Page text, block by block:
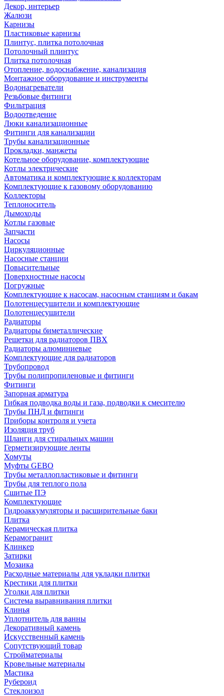
Декор, интерьер
Жалюзи
Карнизы
Пластиковые карнизы
Плинтус, плитка потолочная
Потолочный плинтус
Плитка потолочная
Отопление, водоснабжение, канализация
Монтажное оборудование и инструменты
Водонагреватели
Резьбовые фитинги
Фильтрация
Водоотведение
Люки канализационные
Фитинги для канализации
Трубы канализационные
Прокладки, манжеты
Котельное оборудование, комплектующие
Котлы электрические
Автоматика и комплектующие к коллекторам
Комплектующие к газовому оборудованию
Коллекторы
Теплоноситель
Дымоходы
Котлы газовые
Запчасти
Насосы
Циркуляционные
Насосные станции
Повысительные
Поверхностные насосы
Погружные
Комплектующие к насосам, насосным станциям и бакам
Полотенцесушители и комплектующие
Полотенцесушители
Радиаторы
Радиаторы биметаллические
Решетки для радиаторов ПВХ
Радиаторы алюминиевые
Комплектующие для радиаторов
Трубопровод
Трубы полипропиленовые и фитинги
Фитинги
Запорная арматура
Гибкая подводка воды и газа, подводки к смесителю
Трубы ПНД и фитинги
Приборы контроля и учета
Изоляция труб
Шланги для стиральных машин
Герметизирующие ленты
Хомуты
Муфты GEBO
Трубы металлопластиковые и фитинги
Трубы для теплого пола
Сшитые ПЭ
Комплектующие
Гидроаккумуляторы и расширительные баки
Плитка
Керамическая плитка
Керамогранит
Клинкер
Затирки
Мозаика
Расходные материалы для укладки плитки
Крестики для плитки
Уголки для плитки
Система выравнивания плитки
Клинья
Уплотнитель для ванны
Декоративный камень
Искусственный камень
Сопутствующий товар
Стройматериалы
Кровельные материалы
Мастика
Рубероид
Стеклоизол